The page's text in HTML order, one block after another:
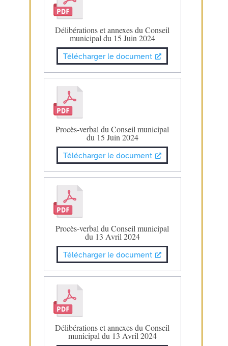
Délibérations et annexes du Conseil
municipal du 15 Juin 2024
Télécharger le document
Procès-verbal du Conseil municipal
du 15 Juin 2024
Télécharger le document
Procès-verbal du Conseil municipal
du 13 Avril 2024
Télécharger le document
Délibérations et annexes du Conseil
municipal du 13 Avril 2024